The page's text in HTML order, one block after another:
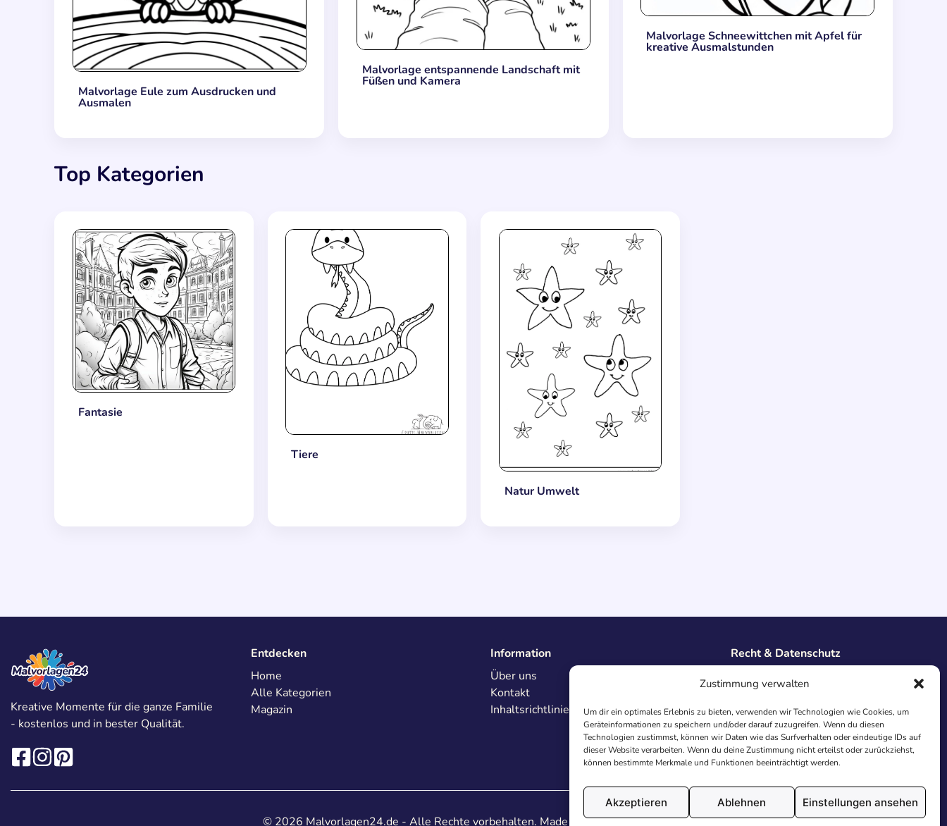
Zustimmung verwalten
Um dir ein optimales Erlebnis zu bieten, verwenden wir Technologien wie Cookies, um
Geräteinformationen zu speichern und/oder darauf zuzugreifen. Wenn du diesen
Technologien zustimmst, können wir Daten wie das Surfverhalten oder eindeutige IDs auf
dieser Website verarbeiten. Wenn du deine Zustimmung nicht erteilst oder zurückziehst,
können bestimmte Merkmale und Funktionen beeinträchtigt werden.
Akzeptieren Ablehnen Einstellungen ansehen
Malvorlage Eule zum Ausdrucken und
Ausmalen
Malvorlage entspannende Landschaft mit
Füßen und Kamera
Malvorlage Schneewittchen mit Apfel für
kreative Ausmalstunden
Top Kategorien
Fantasie
Tiere
Natur Umwelt
Kreative Momente für die ganze Familie
- kostenlos und in bester Qualität.
Entdecken
Home
Alle Kategorien
Magazin
Information
Über uns
Kontakt
Inhaltsrichtlinien
Recht & Datenschutz
Datenschutz
AGB
Cookies
© 2026 Malvorlagen24.de - Alle Rechte vorbehalten. Made with♥in Deutschland.